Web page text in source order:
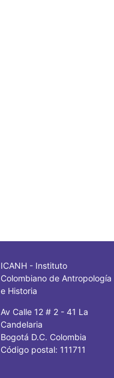
ICANH - Instituto
Colombiano de Antropología
e Historia
Av Calle 12 # 2 - 41 La
Candelaria
Bogotá D.C. Colombia
Código postal: 111711